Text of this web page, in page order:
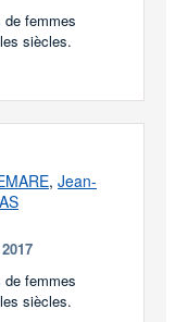
femmes
siècles.
, Jean-
2017
femmes
siècles.